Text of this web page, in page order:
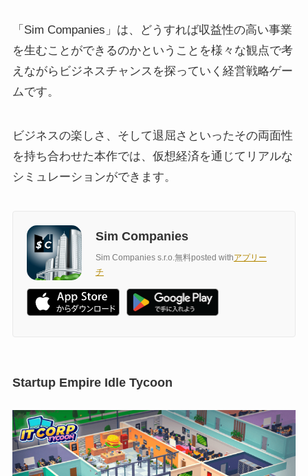
「Sim Companies」は、どうすれば収益性の高い事業
を生むことができるのかということを様々な観点で考
えながらビジネスチャンスを探っていく経営戦略ゲー
ムです。
ビジネスの楽しさ、そして退屈さといったその両面性
を持ち合わせた本作では、仮想経済を通じてリアルな
シミュレーションができます。
Sim Companies
Sim Companies s.r.o.無料posted withアプリー
チ
Startup Empire Idle Tycoon